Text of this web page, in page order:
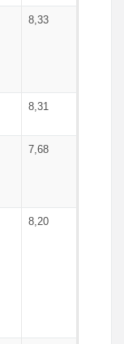
8,33
8,31
7,68
8,20